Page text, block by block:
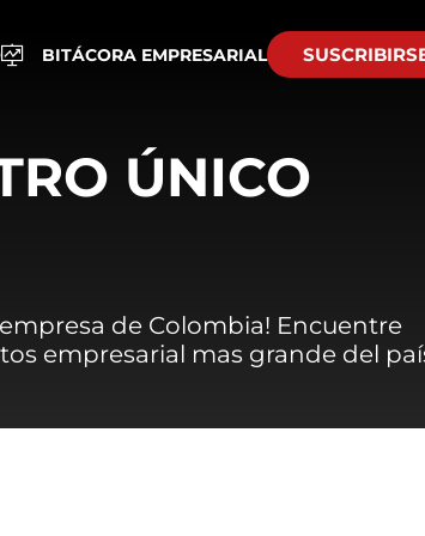
BITÁCORA EMPRESARIAL
ÚNICO
de Colombia! Encuentre
empresarial mas grande del